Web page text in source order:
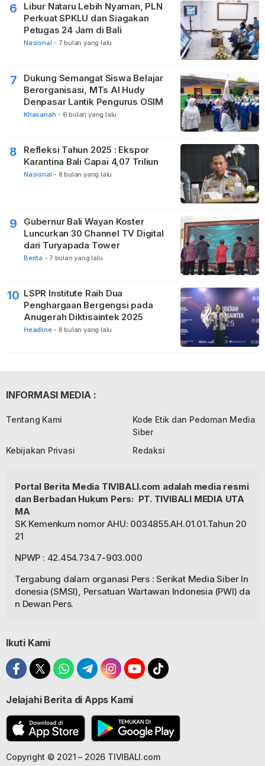
6
Libur Nataru Lebih Nyaman, PLN
Perkuat SPKLU dan Siagakan
Petugas 24 Jam di Bali
Nasional - 7 bulan yang lalu
7
Dukung Semangat Siswa Belajar
Berorganisasi, MTs Al Hudy
Denpasar Lantik Pengurus OSIM
Khasanah - 6 bulan yang lalu
8
Refleksi Tahun 2025 : Ekspor
Karantina Bali Capai 4,07 Triliun
Nasional - 8 bulan yang lalu
9
Gubernur Bali Wayan Koster
Luncurkan 30 Channel TV Digital
dari Turyapada Tower
Berita - 7 bulan yang lalu
10 LSPR Institute Raih Dua
Penghargaan Bergengsi pada
Anugerah Diktisaintek 2025
Headline - 8 bulan yang lalu
INFORMASI MEDIA :
Tentang Kami
Kode Etik dan Pedoman Media
Siber
Kebijakan Privasi
Redaksi
Portal Berita Media TIVIBALI.com adalah media resmi
dan Berbadan Hukum Pers: PT. TIVIBALI MEDIA UTA
MA
SK Kemenkum nomor AHU: 0034855.AH.01.01.Tahun 20
21
NPWP : 42.454.734.7-903.000
Tergabung dalam organasi Pers : Serikat Media Siber In
donesia (SMSI), Persatuan Wartawan Indonesia (PWI) da
n Dewan Pers.
Ikuti Kami
Jelajahi Berita di Apps Kami
Copyright © 2021 – 2026 TIVIBALI.com